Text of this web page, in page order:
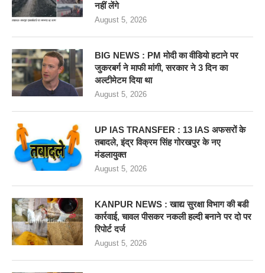
नहीं लेंगे
August 5, 2026
BIG NEWS : PM मोदी का वीडियो हटाने पर
जुकरबर्ग ने माफी मांगी, सरकार ने 3 दिन का
अल्टीमेटम दिया था
August 5, 2026
UP IAS TRANSFER : 13 IAS अफसरों के
तबादले, इंद्र विक्रम सिंह गोरखपुर के नए
मंडलायुक्त
August 5, 2026
KANPUR NEWS : खाद्य सुरक्षा विभाग की बडी
कार्रवाई, चावल पीसकर नकली हल्दी बनाने पर दो पर
रिपोर्ट दर्ज
August 5, 2026